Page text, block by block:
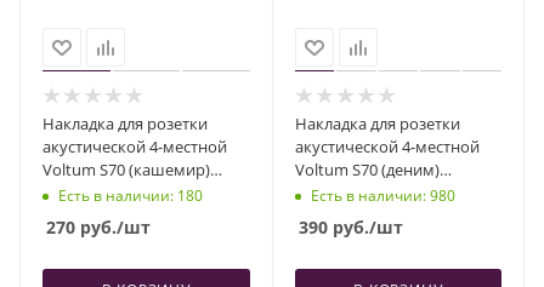
Накладка для розетки
акустической 4-местной
Voltum S70 (кашемир)
VLS001503
Есть в наличии: 180
270 руб./шт
Накладка для розетки
акустической 4-местной
Voltum S70 (деним)
VLS001515
Есть в наличии: 980
390руб./шт